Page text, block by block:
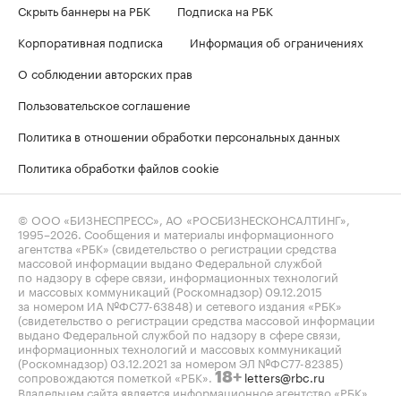
Скрыть баннеры на РБК
Подписка на РБК
Корпоративная подписка
Информация об ограничениях
О соблюдении авторских прав
Пользовательское соглашение
Политика в отношении обработки персональных данных
Политика обработки файлов cookie
© ООО «БИЗНЕСПРЕСС», АО «РОСБИЗНЕСКОНСАЛТИНГ»,
1995–2026. Сообщения и материалы информационного
агентства «РБК» (свидетельство о регистрации средства
массовой информации выдано Федеральной службой
по надзору в сфере связи, информационных технологий
и массовых коммуникаций (Роскомнадзор) 09.12.2015
за номером ИА №ФС77-63848) и сетевого издания «РБК»
(свидетельство о регистрации средства массовой информации
выдано Федеральной службой по надзору в сфере связи,
информационных технологий и массовых коммуникаций
(Роскомнадзор) 03.12.2021 за номером ЭЛ №ФС77-82385)
сопровождаются пометкой «РБК». 18+ letters@rbc.ru
Владельцем сайта является информационное агентство «РБК».